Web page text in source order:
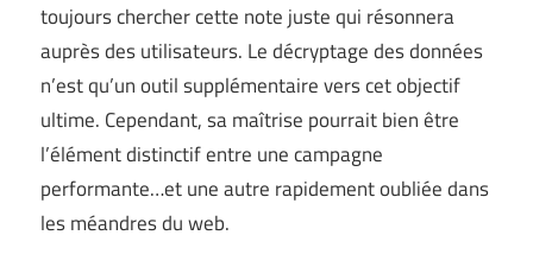
toujours chercher cette note juste qui résonnera
auprès des utilisateurs. Le décryptage des données
n’est qu’un outil supplémentaire vers cet objectif
ultime. Cependant, sa maîtrise pourrait bien être
l’élément distinctif entre une campagne
performante…et une autre rapidement oubliée dans
les méandres du web.